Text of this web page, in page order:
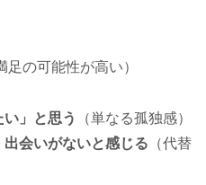
足の可能性が高い）
」と思う
（単なる孤独感）
会いがないと感じる （代替